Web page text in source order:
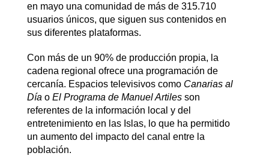
en mayo una comunidad de más de 315.710
usuarios únicos, que siguen sus contenidos en
sus diferentes plataformas.
Con más de un 90% de producción propia, la
cadena regional ofrece una programación de
cercanía. Espacios televisivos como Canarias al
Día o El Programa de Manuel Artilesson
referentes de la información local y del
entretenimiento en las Islas, lo que ha permitido
un aumento del impacto del canal entre la
población.